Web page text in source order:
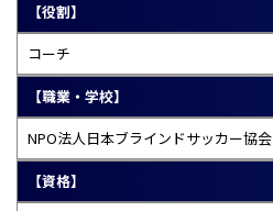
【役割】
コーチ
【職業・学校】
NPO法人日本ブラインドサッカー協会
【資格】